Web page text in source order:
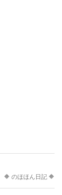
🔶 のほほん日記 🔶